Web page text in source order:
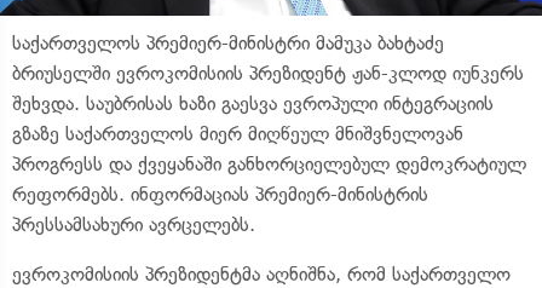
საქართველოს პრემიერ-მინისტრი მამუკა ბახტაძე
ბრიუსელში ევროკომისიის პრეზიდენტ ჟან-კლოდ იუნკერს
შეხვდა. საუბრისას ხაზი გაესვა ევროპული ინტეგრაციის
გზაზე საქართველოს მიერ მიღწეულ მნიშვნელოვან
პროგრესს და ქვეყანაში განხორციელებულ დემოკრატიულ
რეფორმებს. ინფორმაციას პრემიერ-მინისტრის
პრესსამსახური ავრცელებს.
ევროკომისიის პრეზიდენტმა აღნიშნა, რომ საქართველო